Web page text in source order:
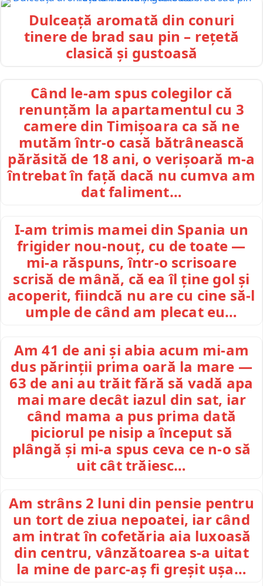
Dulceață aromată din conuri
tinere de brad sau pin – rețetă
clasică și gustoasă
Când le-am spus colegilor că
renunțăm la apartamentul cu 3
camere din Timișoara ca să ne
mutăm într-o casă bătrânească
părăsită de 18 ani, o verișoară m-a
întrebat în față dacă nu cumva am
dat faliment…
I-am trimis mamei din Spania un
frigider nou-nouț, cu de toate —
mi-a răspuns, într-o scrisoare
scrisă de mână, că ea îl ține gol și
acoperit, fiindcă nu are cu cine să-l
umple de când am plecat eu…
Am 41 de ani și abia acum mi-am
dus părinții prima oară la mare —
63 de ani au trăit fără să vadă apa
mai mare decât iazul din sat, iar
când mama a pus prima dată
piciorul pe nisip a început să
plângă și mi-a spus ceva ce n-o să
uit cât trăiesc…
Am strâns 2 luni din pensie pentru
un tort de ziua nepoatei, iar când
am intrat în cofetăria aia luxoasă
din centru, vânzătoarea s-a uitat
la mine de parc-aș fi greșit ușa…